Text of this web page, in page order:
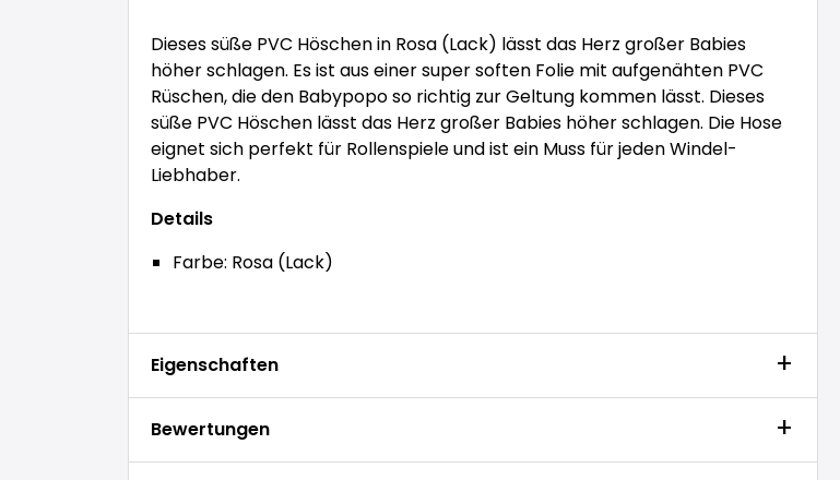
Dieses süße PVC Höschen in Rosa (Lack) lässt das Herz großer Babies
höher schlagen. Es ist aus einer super soften Folie mit aufgenähten PVC
Rüschen, die den Babypopo so richtig zur Geltung kommen lässt. Dieses
süße PVC Höschen lässt das Herz großer Babies höher schlagen. Die Hose
eignet sich perfekt für Rollenspiele und ist ein Muss für jeden Windel-
Liebhaber.
Details
Farbe: Rosa (Lack)
Eigenschaften
Bewertungen